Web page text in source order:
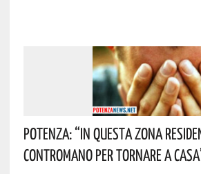
Potenza: “In Questa Zona
Contromano Per Tornare A